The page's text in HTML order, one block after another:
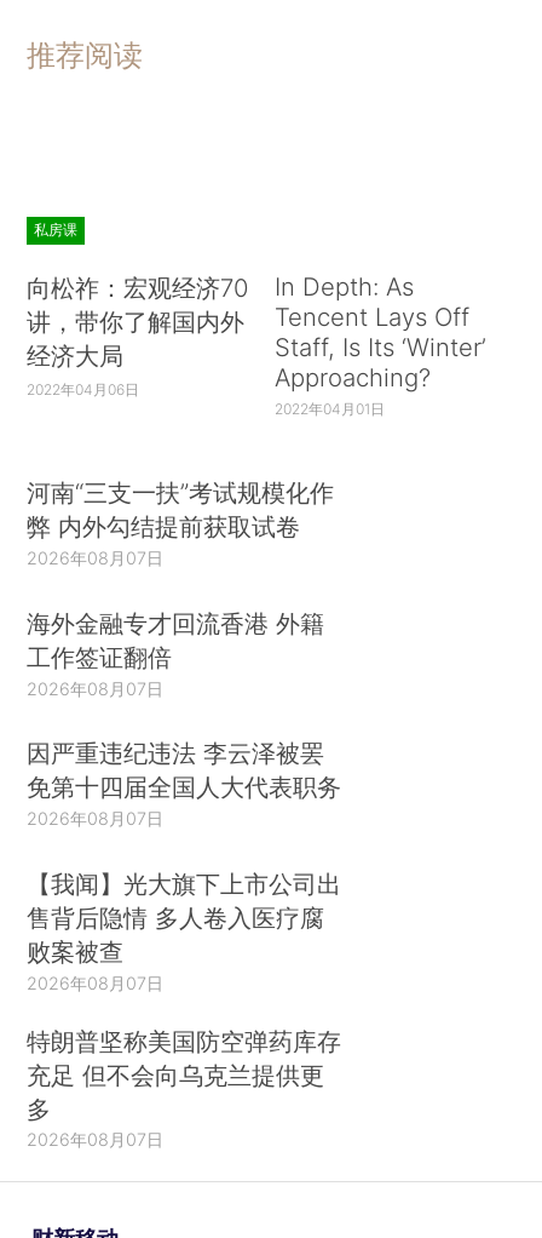
推荐阅读
私房课
向松祚：宏观经济70
讲，带你了解国内外
经济大局
2022年04月06日
In Depth: As
Tencent Lays Off
Staff, Is Its ‘Winter’
Approaching?
2022年04月01日
河南“三支一扶”考试规模化作
弊 内外勾结提前获取试卷
2026年08月07日
海外金融专才回流香港 外籍
工作签证翻倍
2026年08月07日
因严重违纪违法 李云泽被罢
免第十四届全国人大代表职务
2026年08月07日
【我闻】光大旗下上市公司出
售背后隐情 多人卷入医疗腐
败案被查
2026年08月07日
特朗普坚称美国防空弹药库存
充足 但不会向乌克兰提供更
多
2026年08月07日